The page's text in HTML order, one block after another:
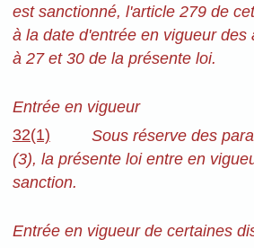
est sanctionné, l'article 279 de
à la date d'entrée en vigueur des
à 27 et 30 de la présente loi.
Entrée en vigueur
32(1)
Sous réserve des
(3), la présente loi entre en
sanction.
Entrée en vigueur de certaines